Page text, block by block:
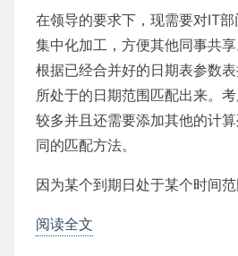
在领导的要求下，现需要对IT
集中化加工，方便其他同事共
根据已经合并好的日期表参数
所处于的日期范围匹配出来。
较多并且还需要添加其他的计
同的匹配方法。
因为某个到期日处于某个时间
阅读全文